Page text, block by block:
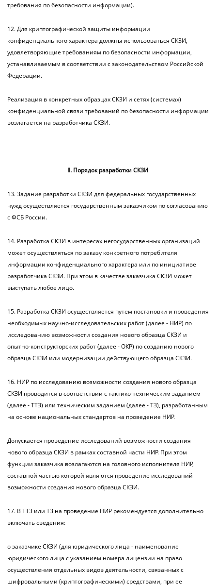
требования по безопасности информации).
12. Для криптографической защиты информации
конфиденциального характера должны использоваться СКЗИ,
удовлетворяющие требованиям по безопасности информации,
устанавливаемым в соответствии с законодательством Российской
Федерации.
Реализация в конкретных образцах СКЗИ и сетях (системах)
конфиденциальной связи требований по безопасности информации
возлагается на разработчика СКЗИ.
II. Порядок разработки СКЗИ
13. Задание разработки СКЗИ для федеральных государственных
нужд осуществляется государственным заказчиком по согласованию
с ФСБ России.
14. Разработка СКЗИ в интересах негосударственных организаций
может осуществляться по заказу конкретного потребителя
информации конфиденциального характера или по инициативе
разработчика СКЗИ. При этом в качестве заказчика СКЗИ может
выступать любое лицо.
15. Разработка СКЗИ осуществляется путем постановки и проведения
необходимых научно-исследовательских работ (далее - НИР) по
исследованию возможности создания нового образца СКЗИ и
опытно-конструкторских работ (далее - ОКР) по созданию нового
образца СКЗИ или модернизации действующего образца СКЗИ.
16. НИР по исследованию возможности создания нового образца
СКЗИ проводится в соответствии с тактико-техническим заданием
(далее - ТТЗ) или техническим заданием (далее - ТЗ), разработанным
на основе национальных стандартов на проведение НИР.
Допускается проведение исследований возможности создания
нового образца СКЗИ в рамках составной части НИР. При этом
функции заказчика возлагаются на головного исполнителя НИР,
составной частью которой являются проведение исследований
возможности создания нового образца СКЗИ.
17. В ТТЗ или ТЗ на проведение НИР рекомендуется дополнительно
включать сведения:
о заказчике СКЗИ (для юридического лица - наименование
юридического лица с указанием номера лицензии на право
осуществления отдельных видов деятельности, связанных с
шифровальными (криптографическими) средствами, при ее